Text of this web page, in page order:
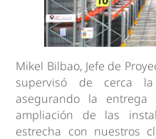
Mikel Bilbao, Jefe de
supervisó de cerca
asegurando la
ampliación de las
estrecha con nuestros